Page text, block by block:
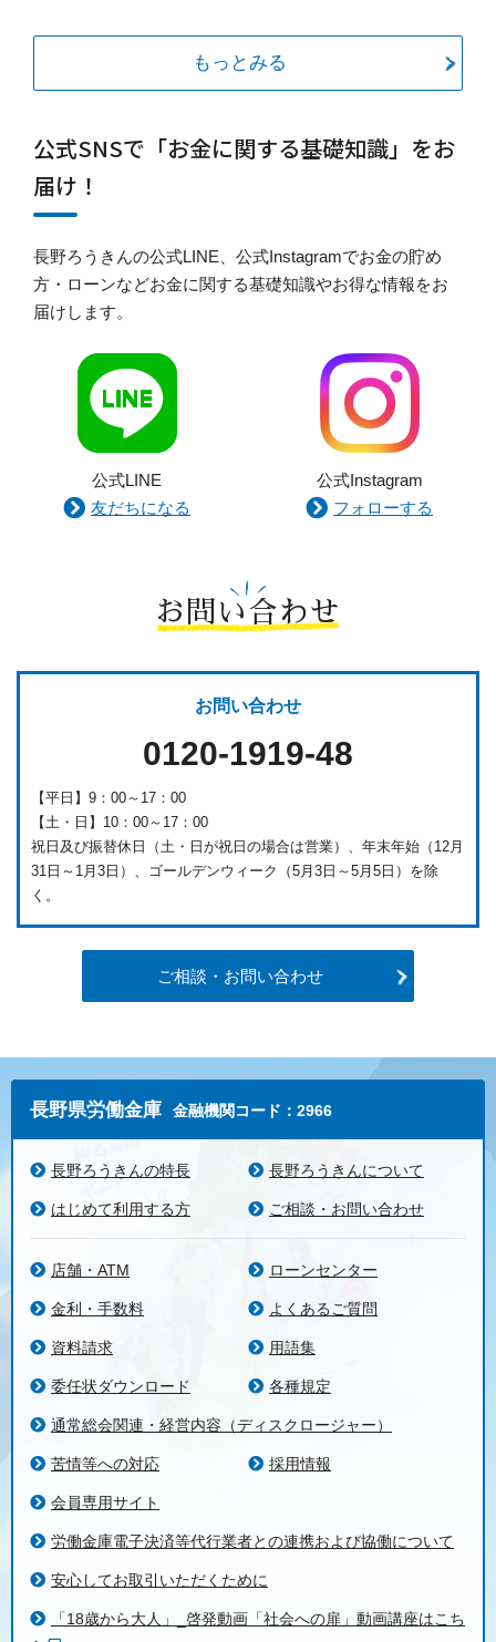
もっとみる
公式SNSで「お金に関する基礎知識」をお
届け！
長野ろうきんの公式LINE、公式Instagramでお金の貯め
方・ローンなどお金に関する基礎知識やお得な情報をお
届けします。
公式LINE
友だちになる
公式Instagram
フォローする
お問い合わせ
お問い合わせ
0120-1919-48
【平日】9：00～17：00
【土・日】10：00～17：00
祝日及び振替休日（土・日が祝日の場合は営業）、年末年始（12月
31日～1月3日）、ゴールデンウィーク（5月3日～5月5日）を除
く。
ご相談・お問い合わせ
長野県労働金庫 金融機関コード：2966
長野ろうきんの特長 長野ろうきんについて
はじめて利用する方 ご相談・お問い合わせ
店舗・ATM ローンセンター
金利・手数料 よくあるご質問
資料請求 用語集
委任状ダウンロード 各種規定
通常総会関連・経営内容（ディスクロージャー）
苦情等への対応 採用情報
会員専用サイト
労働金庫電子決済等代行業者との連携および協働について
安心してお取引いただくために
「18歳から大人」_啓発動画「社会への扉」動画講座はこち